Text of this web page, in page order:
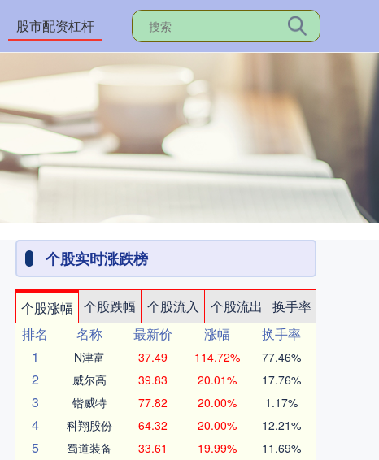
股市配资杠杆
个股实时涨跌榜
个股涨幅 个股跌幅 个股流入 个股流出
换手率
排名
名称 最新价 涨幅
换手率
1
N津富 37.49 114.72% 77.46%
2 威尔高 39.83 20.01% 17.76%
3 锴威特 77.82 20.00% 1.17%
4 科翔股份 64.32 20.00% 12.21%
5 蜀道装备 33.61 19.99% 11.69%